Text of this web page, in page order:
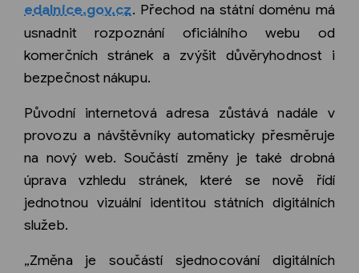
edalnice.gov.cz. Přechod na státní doménu má
usnadnit rozpoznání oficiálního webu od
komerčních stránek a zvýšit důvěryhodnost i
bezpečnost nákupu.
Původní internetová adresa zůstává nadále v
provozu a návštěvníky automaticky přesměruje
na nový web. Součástí změny je také drobná
úprava vzhledu stránek, které se nově řídí
jednotnou vizuální identitou státních digitálních
služeb.
„Změna je součástí sjednocování digitálních